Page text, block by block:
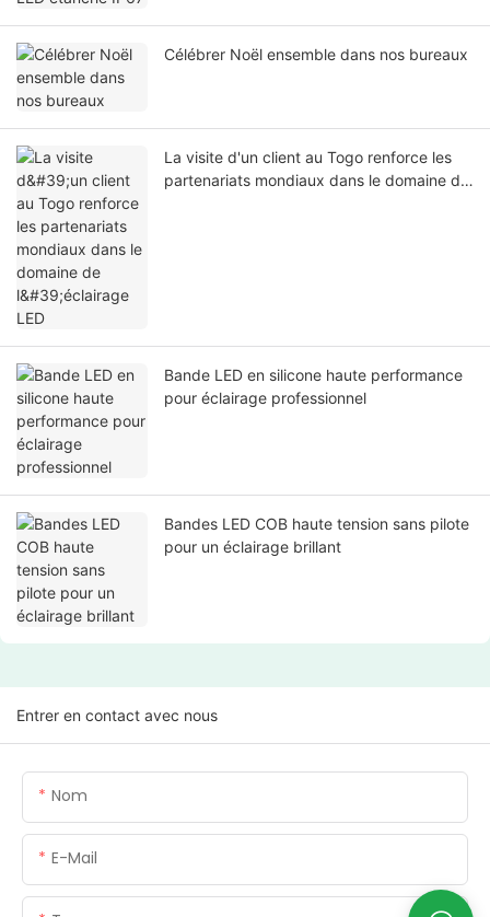
Célébrer Noël ensemble dans nos bureaux
La visite d'un client au Togo renforce les
partenariats mondiaux dans le domaine de
Bande LED en silicone haute performance
pour éclairage professionnel
Bandes LED COB haute tension sans pilote
pour un éclairage brillant
Entrer en contact avec nous
Nom
E-Mail